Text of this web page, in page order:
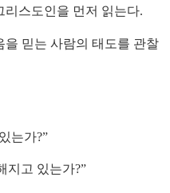
리스도인을 먼저 읽는다.
을 믿는 사람의 태도를 관찰
는가?”
지고 있는가?”